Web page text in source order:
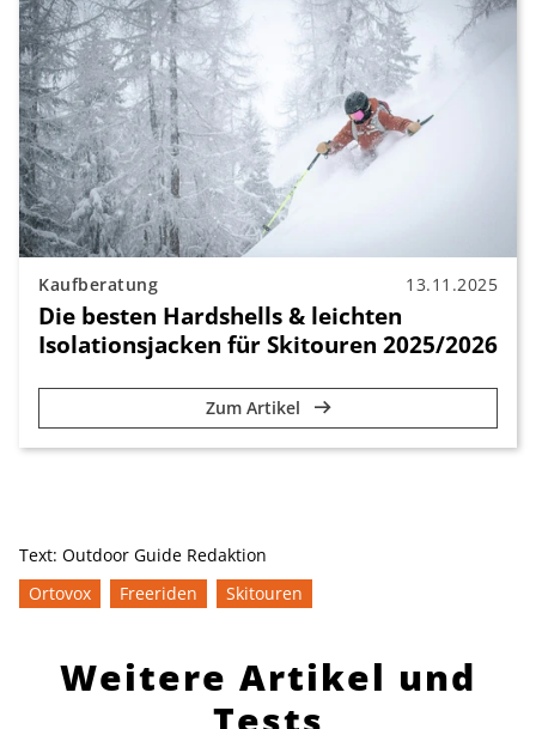
Kaufberatung 13.11.2025
Die besten Hardshells & leichten
Isolationsjacken für Skitouren 2025/2026
Zum Artikel
Text: Outdoor Guide Redaktion
Ortovox
Freeriden Skitouren
Weitere Artikel und